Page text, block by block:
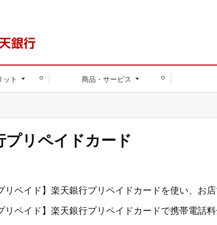
ット 商品・サービス
プリペイドカード
リペイド】楽天銀行プリペイドカードを使い、お
リペイド】楽天銀行プリペイドカードで携帯電話